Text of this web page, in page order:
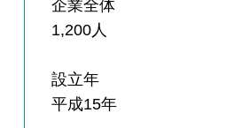
企業全体
1,200人
設立年
平成15年